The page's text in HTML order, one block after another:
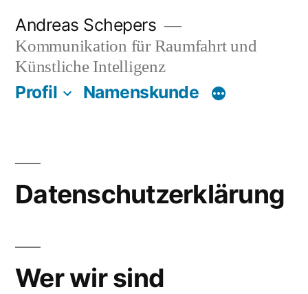
Inhalt
springen
Andreas Schepers
Kommunikation für Raumfahrt und
Künstliche Intelligenz
Profil Namenskunde
Datenschutzerklärung
Wer wir sind